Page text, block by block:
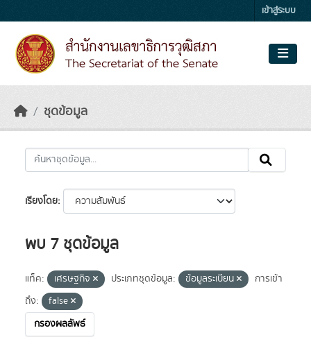
เข้าสู่ระบบ
ชุดข้อมูล
เรียงโดย
พบ 7 ชุดข้อมูล
แท็ค: เศรษฐกิจ ประเภทชุดข้อมูล: ข้อมูลระเบียน
การเข้า
ถึง:
false
กรองผลลัพธ์